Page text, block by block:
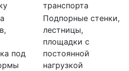
транспорта
под
Подпорные стенки,
лестницы,
площадки с
постоянной
нагрузкой